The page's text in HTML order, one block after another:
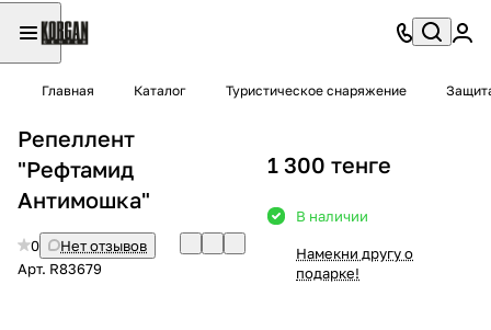
Главная Каталог Туристическое снаряжение
Репеллент
"Рефтамид
Антимошка"
0
Нет отзывов
Арт. R83679
1 300 тенге
В наличии
Намекни другу о
подарке!